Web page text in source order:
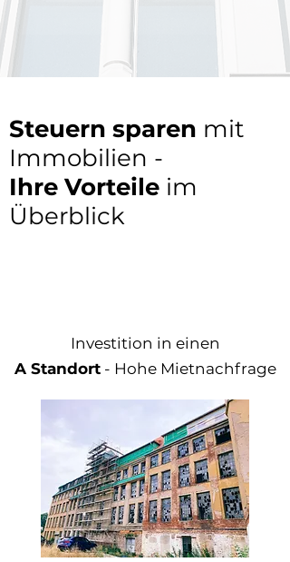
Steuern sparen mit
Immobilien -
Ihre Vorteile im
Überblick
Investition in einen
A Standort- Hohe Mietnachfrage